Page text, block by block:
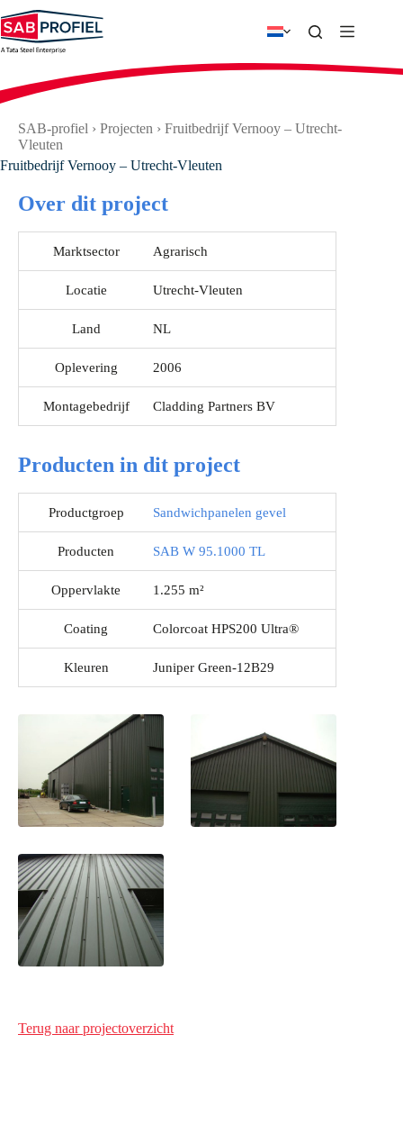
naar
de
inhoud
SAB-profiel › Projecten › Fruitbedrijf Vernooy – Utrecht-
Vleuten
Fruitbedrijf Vernooy – Utrecht-Vleuten
Over dit project
Marktsector Agrarisch
Locatie Utrecht-Vleuten
Land NL
Oplevering 2006
Montagebedrijf Cladding Partners BV
Producten in dit project
Productgroep Sandwichpanelen gevel
Producten SAB W 95.1000 TL
Oppervlakte 1.255 m²
Coating Colorcoat HPS200 Ultra®
Kleuren Juniper Green-12B29
Terug naar projectoverzicht